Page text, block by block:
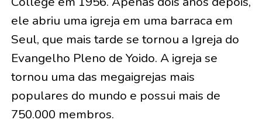
ele abriu uma igreja em uma barraca em
Seul, que mais tarde se tornou a Igreja do
Evangelho Pleno de Yoido. A igreja se
tornou uma das megaigrejas mais
populares do mundo e possui mais de
750.000 membros.